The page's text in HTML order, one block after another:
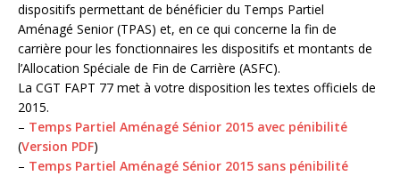
dispositifs permettant de bénéficier du Temps Partiel
Aménagé Senior (TPAS) et, en ce qui concerne la fin de
carrière pour les fonctionnaires les dispositifs et montants de
l’Allocation Spéciale de Fin de Carrière (ASFC).
La CGT FAPT 77 met à votre disposition les textes officiels de
2015.
– Temps Partiel Aménagé Sénior 2015 avec pénibilité
(Version PDF)
– Temps Partiel Aménagé Sénior 2015 sans pénibilité